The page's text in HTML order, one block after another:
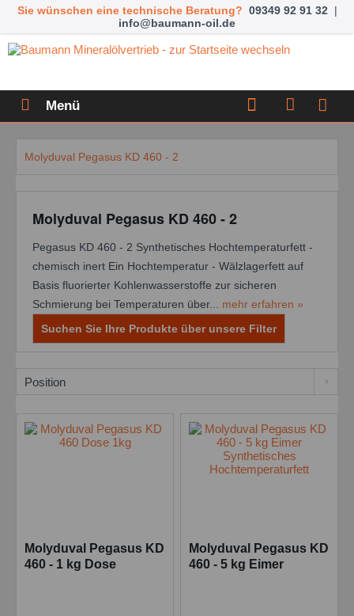
Sie wünschen eine technische Beratung? 09349 92 91 32 |
info@baumann-oil.de
Menü
Molyduval Pegasus KD 460 - 2
Molyduval Pegasus KD 460 - 2
Pegasus KD 460 - 2 Synthetisches Hochtemperaturfett -
chemisch inert Ein Hochtemperatur - Wälzlagerfett auf
Basis fluorierter Kohlenwasserstoffe zur sicheren
Schmierung bei Temperaturen über... mehr erfahren »
Suchen Sie Ihre Produkte über unsere Filter
Molyduval Pegasus KD
460 - 1 kg Dose
Molyduval Pegasus KD
460 - 5 kg Eimer